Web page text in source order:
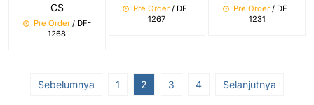
CS
Pre Order/ DF-
1268
Pre Order / DF-
1267
Pre Order / DF-
1231
Sebelumnya 1 2 3 4 Selanjutnya